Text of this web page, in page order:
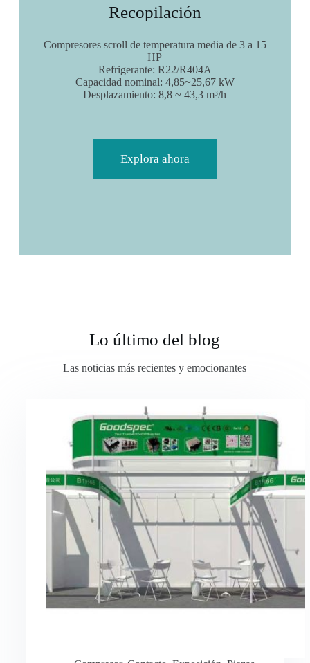
Recopilación
Compresores scroll de temperatura media de 3 a 15
HP
Refrigerante: R22/R404A
Capacidad nominal: 4,85~25,67 kW
Desplazamiento: 8,8 ~ 43,3 m³/h
Explora ahora
Lo último del blog
Las noticias más recientes y emocionantes